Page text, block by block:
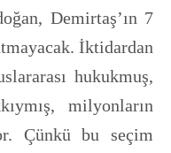
Demirtaş’ın 7
İktidardan
hukukmuş,
milyonların
Çünkü bu seçim